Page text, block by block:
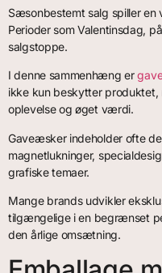
Sæsonbestemt salg spiller en
Perioder som Valentinsdag,
salgstoppe.
I denne sammenhæng er
ikke kun beskytter produktet,
oplevelse og øget værdi.
Gaveæsker indeholder ofte
magnetlukninger,
grafiske temaer.
Mange brands udvikler
tilgængelige i en begrænset
den årlige omsætning.